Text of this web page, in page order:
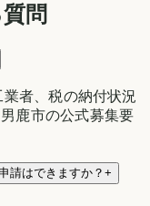
問
者、税の納付状況
鹿市の公式募集要
請はできますか？ +